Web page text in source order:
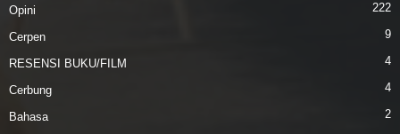
Opini 222
Cerpen 9
RESENSI BUKU/FILM 4
Cerbung 4
Bahasa 2